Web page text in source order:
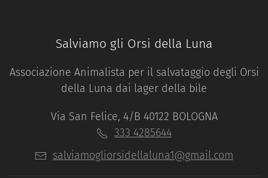
Salviamo gli Orsi della Luna
Associazione Animalista per il salvataggio degli Orsi
della Luna dai lager della bile
Via San Felice, 4/B 40122 BOLOGNA
333 4285644
salviamogliorsidellaluna1@gmail.com